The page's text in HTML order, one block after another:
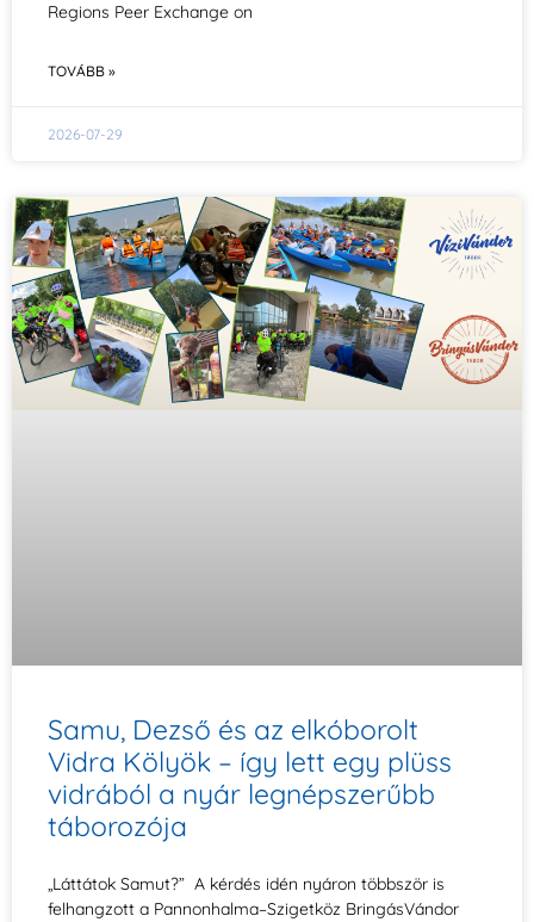
Regions Peer Exchange on
TOVÁBB »
2026-07-29
Samu, Dezső és az elkóborolt
Vidra Kölyök – így lett egy plüss
vidrából a nyár legnépszerűbb
táborozója
„Láttátok Samut?” A kérdés idén nyáron többször is
felhangzott a Pannonhalma–Szigetköz BringásVándor